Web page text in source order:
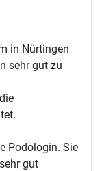
in Nürtingen
sehr gut zu
Podologin. Sie
gut